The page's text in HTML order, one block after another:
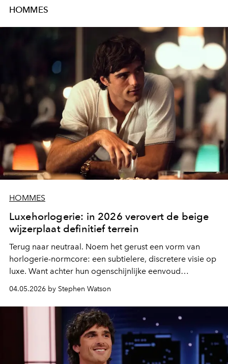
HOMMES
HOMMES
Luxehorlogerie: in 2026 verovert de beige
wijzerplaat definitief terrein
Terug naar neutraal. Noem het gerust een vorm van
horlogerie-normcore: een subtielere, discretere visie op
luxe. Want achter hun ogenschijnlijke eenvoud
nieuwe statement.
04.05.2026 by Stephen Watson